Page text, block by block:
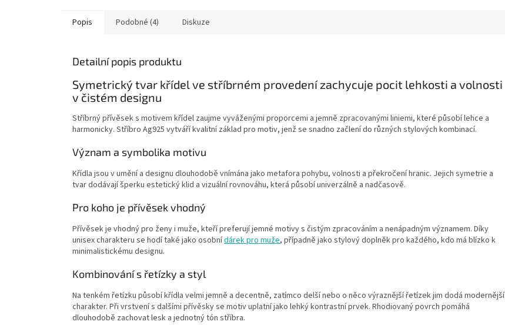
Popis Podobné (4) Diskuze
Detailní popis produktu
Symetrický tvar křídel ve stříbrném provedení zachycuje pocit lehkosti a volnosti
v čistém designu
Stříbrný přívěsek s motivem křídel zaujme vyváženými proporcemi a jemně zpracovanými liniemi, které působí lehce a
harmonicky. Stříbro Ag925 vytváří kvalitní základ pro motiv, jenž se snadno začlení do různých stylových kombinací.
Význam a symbolika motivu
Křídla jsou v umění a designu dlouhodobě vnímána jako metafora pohybu, volnosti a překročení hranic. Jejich symetrie a
tvar dodávají šperku estetický klid a vizuální rovnováhu, která působí univerzálně a nadčasově.
Pro koho je přívěsek vhodný
Přívěsek je vhodný pro ženy i muže, kteří preferují jemné motivy s čistým zpracováním a nenápadným významem. Díky
unisex charakteru se hodí také jako osobnídárek pro muže, případně jako stylový doplněk pro každého, kdo má blízko k
minimalistickému designu.
Kombinování s řetízky a styl
Na tenkém řetízku působí křídla velmi jemně a decentně, zatímco delší nebo o něco výraznější řetízek jim dodá modernější
charakter. Při vrstvení s dalšími přívěsky se motiv uplatní jako lehký kontrastní prvek. Rhodiovaný povrch pomáhá
dlouhodobě zachovat lesk a jednotný tón stříbra.